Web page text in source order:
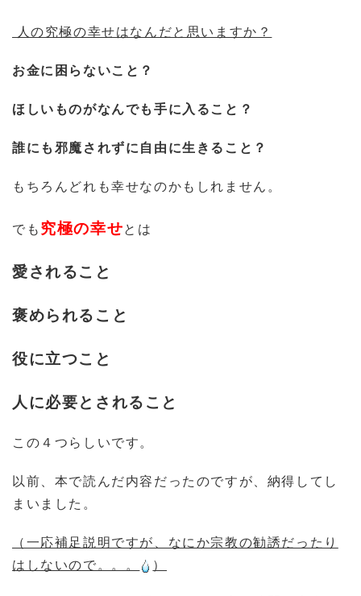
人の究極の幸せはなんだと思いますか？
お金に困らないこと？
ほしいものがなんでも手に入ること？
誰にも邪魔されずに自由に生きること？
もちろんどれも幸せなのかもしれません。
でも究極の幸せとは
愛されること
褒められること
役に立つこと
人に必要とされること
この４つらしいです。
以前、本で読んだ内容だったのですが、納得してし
まいました。
（一応補足説明ですが、なにか宗教の勧誘だったり
はしないので。。。
）